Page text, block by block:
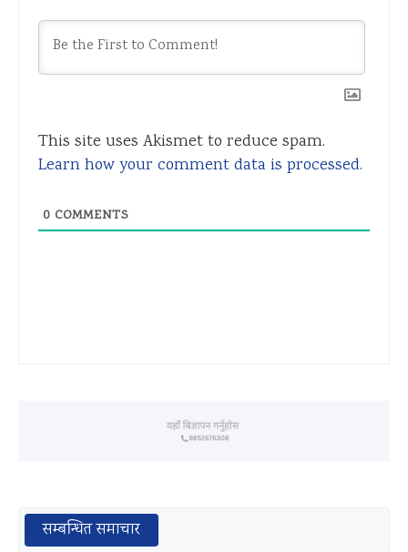
This site uses Akismet to reduce spam.
Learn how your comment data is processed.
0 COMMENTS
सम्बन्धित समाचार